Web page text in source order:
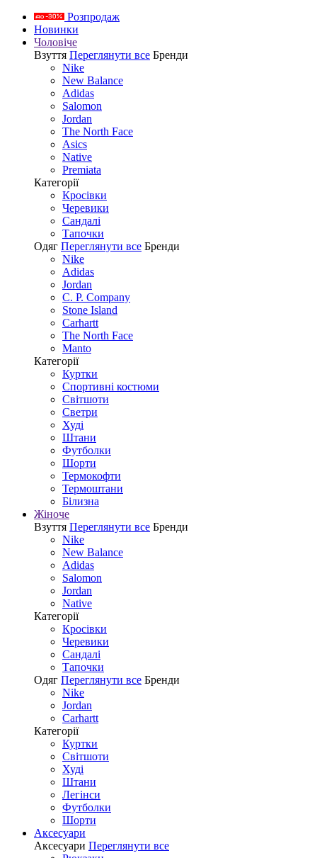
Розпродаж
Новинки
Чоловіче
Взуття Переглянути все Бренди
Nike
New Balance
Adidas
Salomon
Jordan
The North Face
Asics
Native
Premiata
Категорії
Кросівки
Черевики
Сандалі
Tапочки
Одяг Переглянути все Бренди
Nike
Adidas
Jordan
C. P. Company
Stone Island
Carhartt
The North Face
Manto
Категорії
Куртки
Спортивні костюми
Світшоти
Светри
Худі
Штани
Футболки
Шорти
Термокофти
Термоштани
Білизна
Жіноче
Взуття Переглянути все Бренди
Nike
New Balance
Adidas
Salomon
Jordan
Native
Категорії
Кросівки
Черевики
Сандалі
Tапочки
Одяг Переглянути все Бренди
Nike
Jordan
Carhartt
Категорії
Куртки
Світшоти
Худі
Штани
Легінси
Футболки
Шорти
Аксесуари
Аксесуари Переглянути все